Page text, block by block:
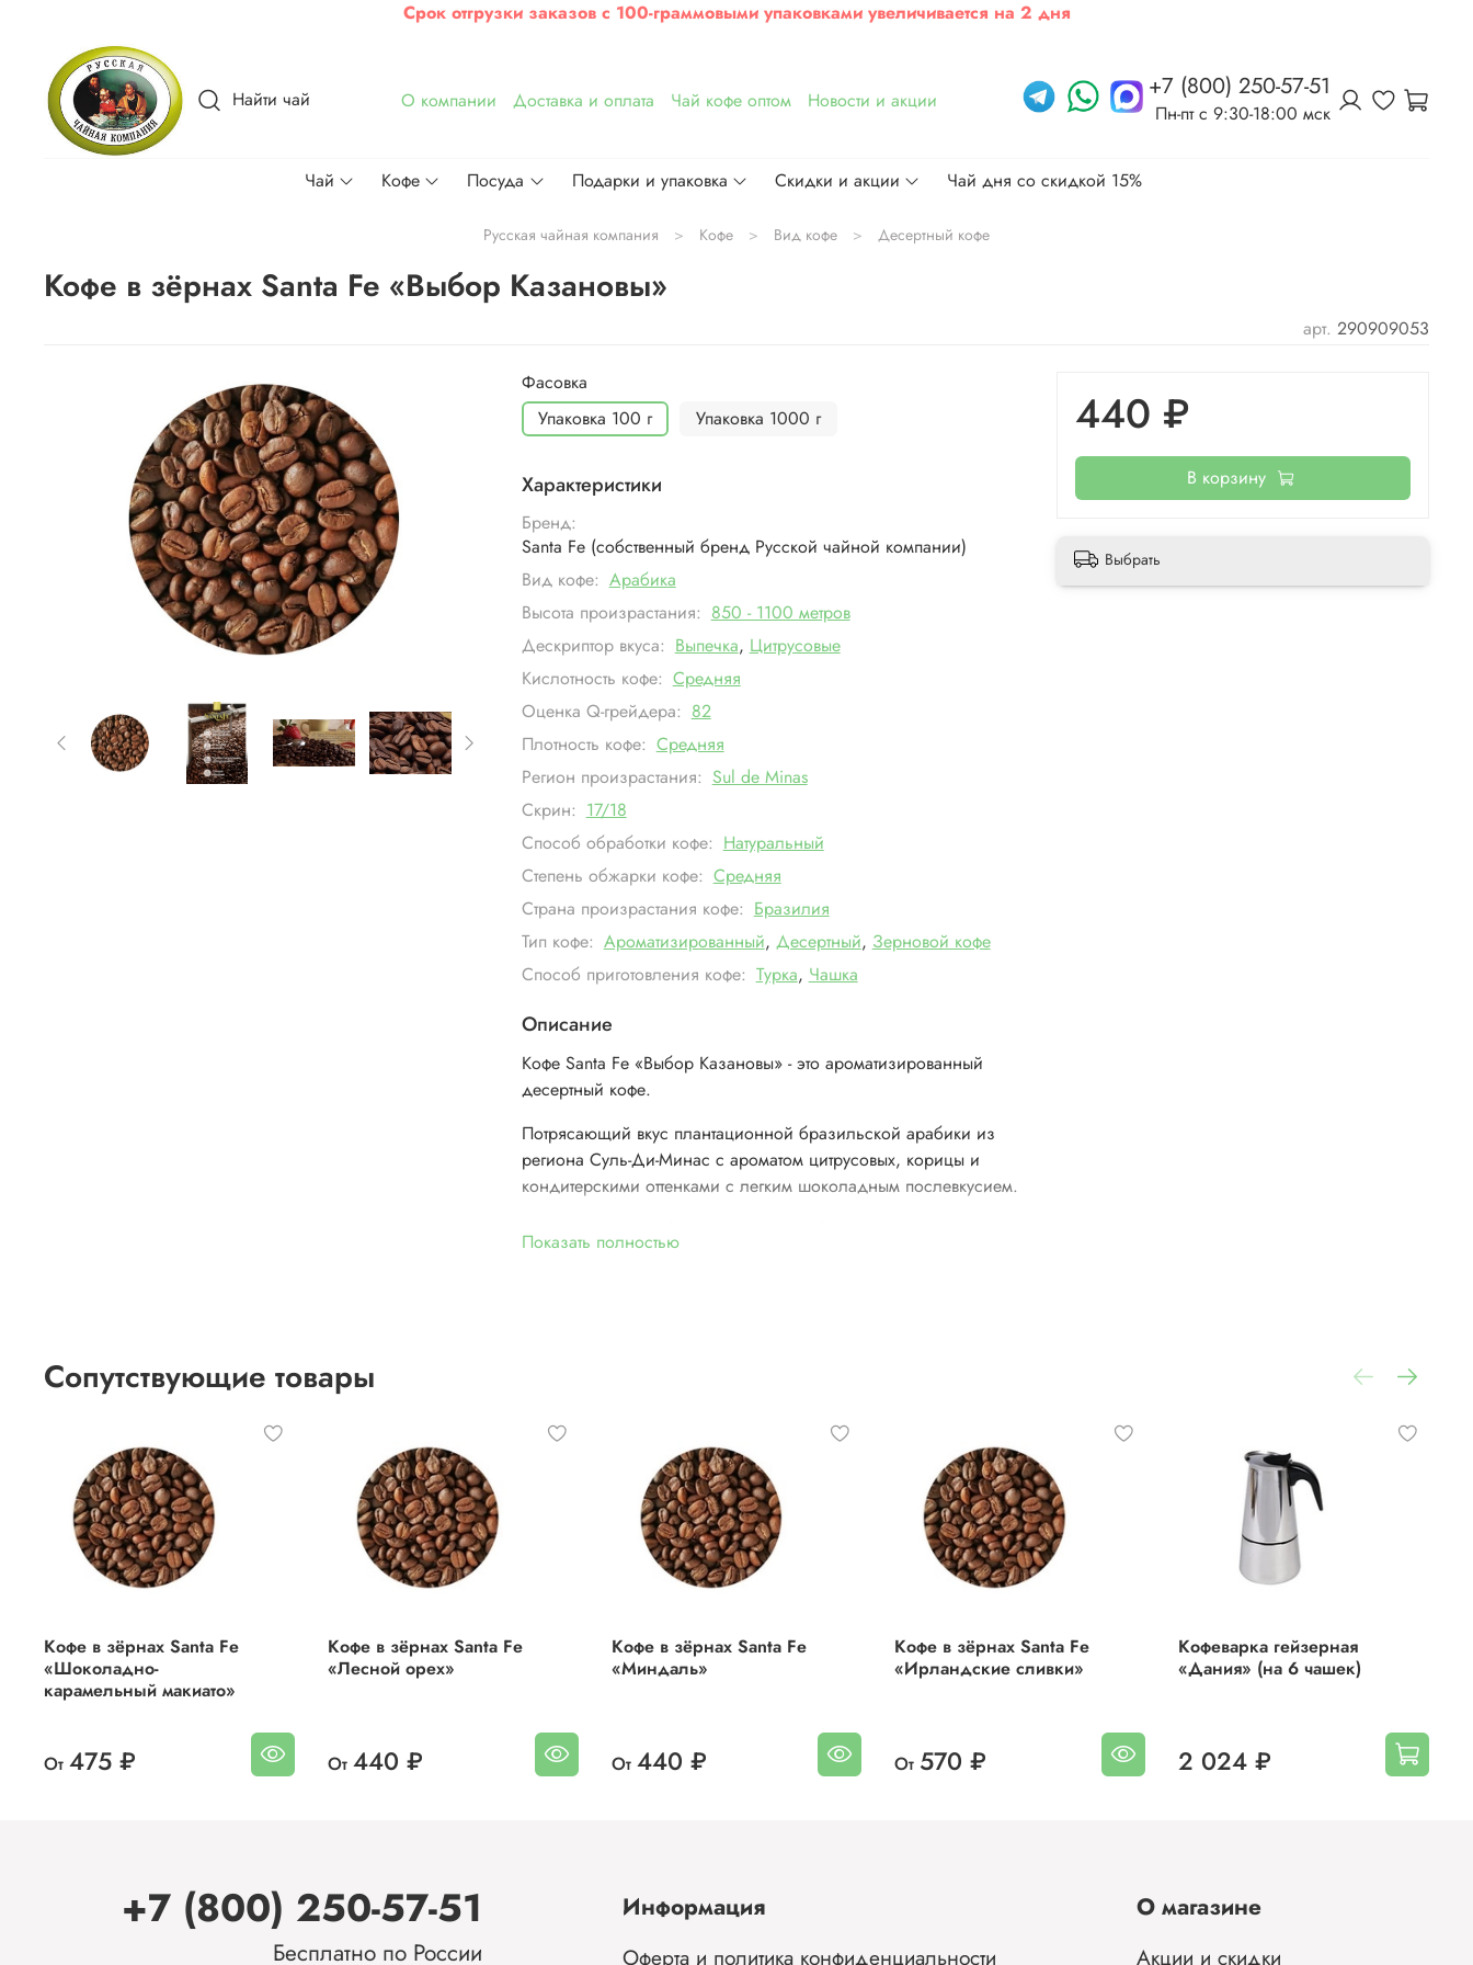
Срок отгрузки заказов с 100-граммовыми упаковками увеличивается на 2 дня
Найти чай О компании Доставка и оплата Чай кофе оптом Новости и акции +7 (800) 250-57-51
Пн-пт c 9:30-18:00 мск
Чай Кофе Посуда Подарки и упаковка Скидки и акции Чай дня со скидкой 15%
Русская чайная компания Кофе Вид кофе Десертный кофе
Кофе в зёрнах Santa Fe «Выбор Казановы»
арт. 290909053
Фасовка
Упаковка 100 г
Упаковка 1000 г
Характеристики
Бренд:
Santa Fe (собственный бренд Русской чайной компании)
Вид кофе: Арабика
Высота произрастания: 850 - 1100 метров
Дескриптор вкуса: Выпечка, Цитрусовые
Кислотность кофе: Средняя
Оценка Q-грейдера: 82
Плотность кофе: Средняя
Регион произрастания: Sul de Minas
Скрин: 17/18
Способ обработки кофе: Натуральный
Степень обжарки кофе: Средняя
Страна произрастания кофе: Бразилия
Тип кофе: Ароматизированный, Десертный, Зерновой кофе
Способ приготовления кофе: Турка, Чашка
Описание
Кофе Santa Fe «Выбор Казановы» - это ароматизированный
десертный кофе.
Потрясающий вкус плантационной бразильской арабики из
региона Суль-Ди-Минас с ароматом цитрусовых, корицы и
кондитерскими оттенками с легким шоколадным послевкусием.
Кофе Santa Fe «Выбор Казановы» - выбор настоящих гурманов
и любителей насыщенного вкуса. Сочетание цитрусовой
Средняя степень обжарки сохраняет все полезные вещества и
раскрывает богатый букет вкусов этого замечательного напитка.
Наполните каждый день новыми оттенками вкуса и бодрости с
зерновым кофе «Санта Фе»!
Бразилия является мировым лидером по кофейному
производству с долей в 40 % по миру. Используется
химических удобрений.
Всегда свежая обжарка
Для ароматизации используются только ароматизаторы
Показать полностью
440 ₽
В корзину
Выбрать
Сопутствующие товары
Кофе в зёрнах Santa Fe
«Шоколадно-
карамельный макиато»
От 475 ₽
Кофе в зёрнах Santa Fe
«Лесной орех»
От 440 ₽
Кофе в зёрнах Santa Fe
«Миндаль»
От 440 ₽
Кофе в зёрнах Santa Fe
«Ирландские сливки»
От 570 ₽
Кофеварка гейзерная
«Дания» (на 6 чашек)
2 024 ₽
Информация
Оферта и политика конфиденциальности
О магазине
Акции и скидки
+7 (800) 250-57-51
Бесплатно по России